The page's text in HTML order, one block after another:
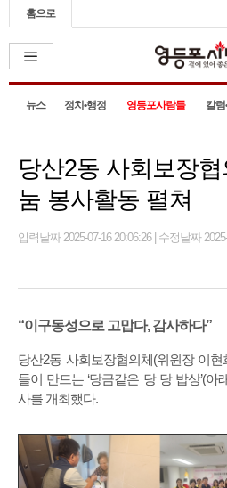
홈으로
뉴스 정치•행정 영등포사람들 칼럼
당산2동 사회보장
눔 봉사활동 펼쳐
입력날짜 2025-07-16 20:06:26 | 수정날짜
“이구동성으로 고맙다, 감사하다”
당산2동 사회보장협의체(위원장 이현
들이 만드는 ‘당금같은 당 당 밥상’(
사를 개최했다.